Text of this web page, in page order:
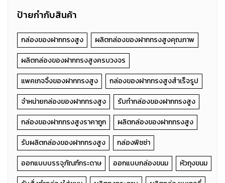
ป้ายกำกับสินค้า
กล่องของฝากทรงสูง
ผลิตกล่องของฝากทรงสูงคุณภาพ
ผลิตกล่องของฝากทรงสูงครบวงจร
แพคเกจจิ้งของฝากทรงสูง
กล่องของฝากทรงสูงสำเร็จรูป
จำหน่ายกล่องของฝากทรงสูง
รับทำกล่องของฝากทรงสูง
กล่องของฝากทรงสูงราคาถูก
ผลิตกล่องของฝากทรงสูง
รับผลิตกล่องของฝากทรงสูง
กล่องพิซซ่า
ออกแบบบรรจุภัณฑ์กระดาษ
ออกแบบกล่องขนม
หัวถุงขนม